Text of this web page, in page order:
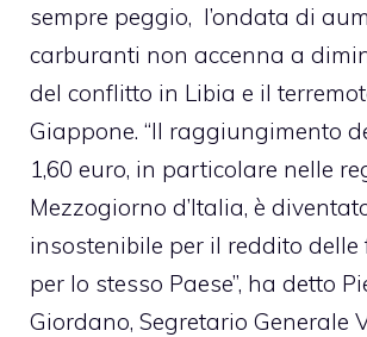
sempre peggio, l’ondata di
carburanti non accenna a
del conflitto in Libia e il
Giappone. “Il raggiungimento
1,60 euro, in particolare nelle
Mezzogiorno d’Italia, è
insostenibile per il reddito delle
per lo stesso Paese”, ha detto
Giordano, Segretario Generale